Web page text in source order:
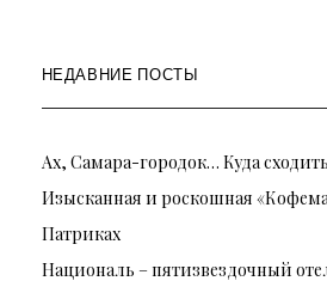
НЕДАВНИЕ ПОСТЫ
Ах, Самара-городок… Куда
Изысканная и роскошная
Патриках
Националь – пятизвездочный